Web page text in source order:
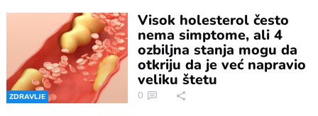
ZDRAVLJE
Visok holesterol često
nema simptome, ali 4
ozbiljna stanja mogu da
otkriju da je već napravio
veliku štetu
0